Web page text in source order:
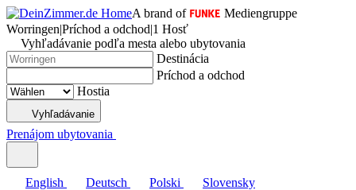
A brand of
Mediengruppe
Worringen|Príchod a odchod|1 Hosť
Vyhľadávanie podľa mesta alebo ubytovania
Destinácia
Príchod a odchod
Hostia
Vyhľadávanie
Prenájom ubytovania
English Deutsch Polski Slovensky